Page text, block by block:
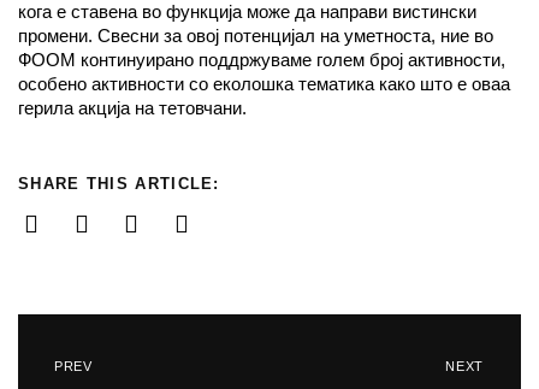
кога е ставена во функција може да направи вистински
промени. Свесни за овој потенцијал на уметноста, ние во
ФООМ континуирано поддржуваме голем број активности,
особено активности со еколошка тематика како што е оваа
герила акција на тетовчани.
SHARE THIS ARTICLE:
PREV NEXT